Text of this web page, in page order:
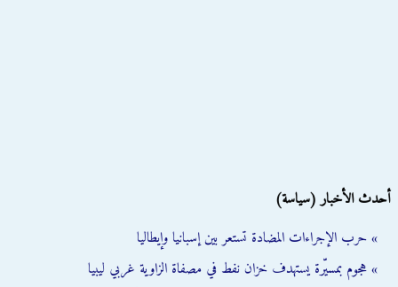
أحدث الأخبار (سياسة)
» حرب الإجراءات المضادة تستعر بين إسبانيا وإيطاليا
» هجوم بمسيّرة يستهدف خزان نفط في مصفاة الزاوية غربي ليبيا